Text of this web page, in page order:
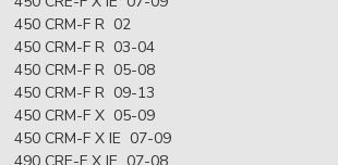
450 CRM-F R 02
450 CRM-F R 03-04
450 CRM-F R 05-08
450 CRM-F R 09-13
450 CRM-F X 05-09
450 CRM-F X IE 07-09